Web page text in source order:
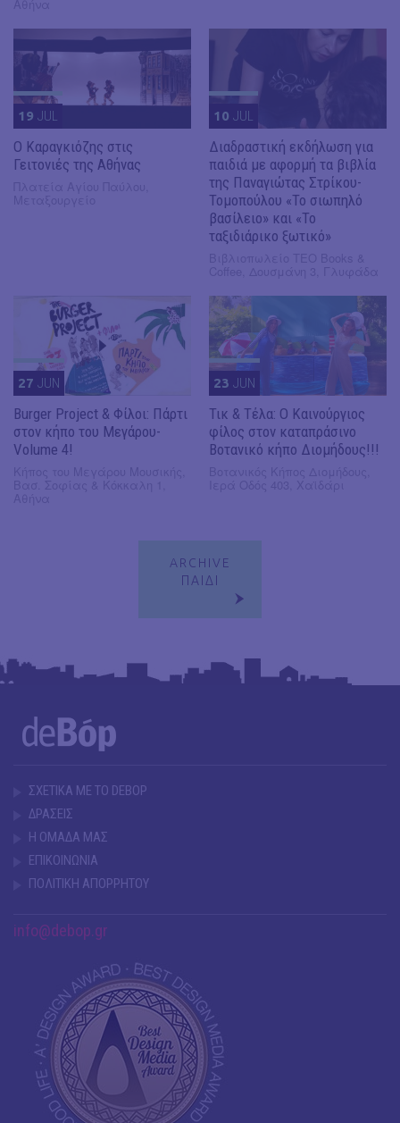
19 JUL
​Ο Καραγκιόζης στις
Γειτονιές της Αθήνας
10 JUL
Διαδραστική εκδήλωση για
παιδιά με αφορμή τα βιβλία
της Παναγιώτας Στρίκου-
Τομοπούλου «Το σιωπηλό
βασίλειο» και «Το
ταξιδιάρικο ξωτικό»
27 JUN
Burger Project & Φίλοι: Πάρτι
στον κήπο του Μεγάρου-
Volume 4!
23 JUN
Τικ & Τέλα: Ο Καινούργιος
φίλος στον καταπράσινο
Βοτανικό κήπο Διομήδους!!!
ARCHIVE
ΠΑΙΔΙ
ΣΧΕΤΙΚΑ ΜΕ ΤΟ DEBOP
ΔΡΑΣΕΙΣ
Η ΟΜΑΔΑ ΜΑΣ
ΕΠΙΚΟΙΝΩΝΙΑ
ΠΟΛΙΤΙΚΗ ΑΠΟΡΡΗΤΟΥ
info@debop.gr